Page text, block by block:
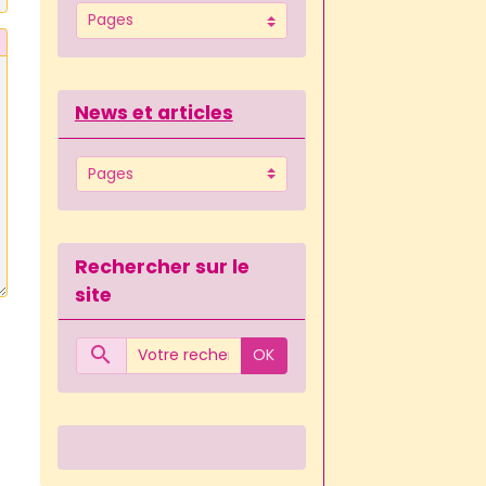
News et articles
Rechercher sur le
site
OK